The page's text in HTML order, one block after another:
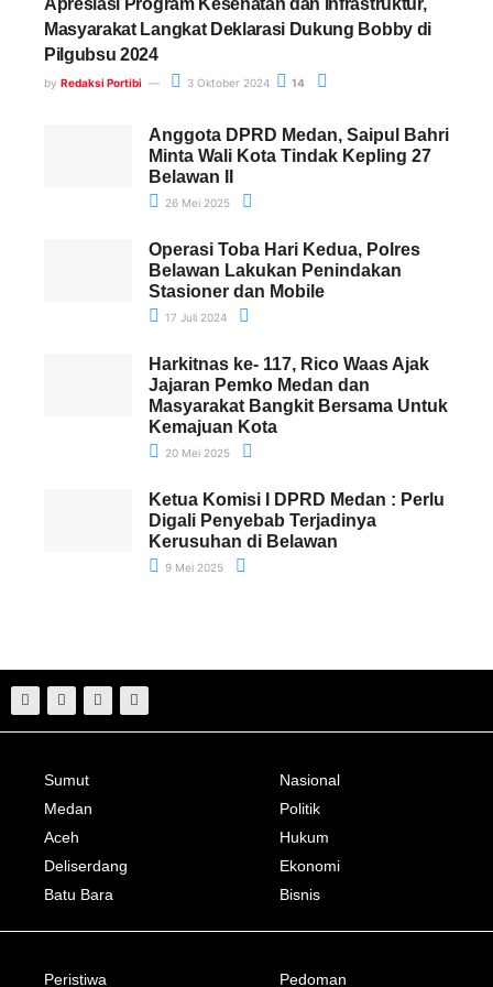
Masyarakat Langkat Deklarasi Dukung Bobby di
Pilgubsu 2024
by Redaksi Portibi 3 Oktober 2024 14
Anggota DPRD Medan, Saipul Bahri
Minta Wali Kota Tindak Kepling 27
Belawan II
26 Mei 2025
Operasi Toba Hari Kedua, Polres
Belawan Lakukan Penindakan
Stasioner dan Mobile
17 Juli 2024
Harkitnas ke- 117, Rico Waas Ajak
Jajaran Pemko Medan dan
Masyarakat Bangkit Bersama Untuk
Kemajuan Kota
20 Mei 2025
Ketua Komisi I DPRD Medan : Perlu
Digali Penyebab Terjadinya
Kerusuhan di Belawan
9 Mei 2025
Sumut
Medan
Aceh
Deliserdang
Batu Bara
Nasional
Politik
Hukum
Ekonomi
Bisnis
Peristiwa Pedoman